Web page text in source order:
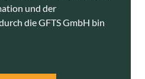
und der
die GFTS GmbH bin